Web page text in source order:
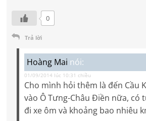
0
Trả lời
Hoàng Mai nói:
01/09/2014 lúc 10:31 chiều
Cho mình hỏi thêm là đến Cầu
vào Ô Tưng-Châu Điền nữa, có
đi xe ôm và khoảng bao nhiêu